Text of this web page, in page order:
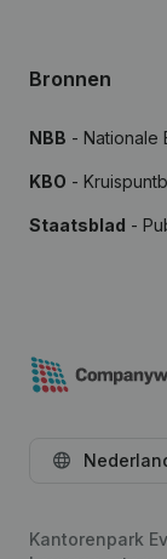
Bronnen
NBB - Nationale
KBO -
Staatsblad -
Kantorenpark